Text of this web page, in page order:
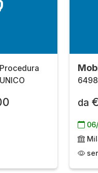
Procedura
da